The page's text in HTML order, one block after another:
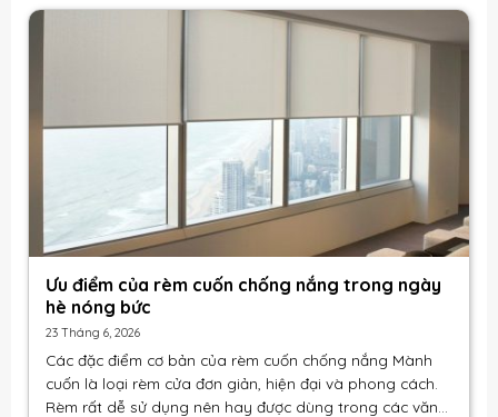
Ưu điểm của rèm cuốn chống nắng trong ngày
hè nóng bức
23 Tháng 6, 2026
Các đặc điểm cơ bản của rèm cuốn chống nắng Mành
cuốn là loại rèm cửa đơn giản, hiện đại và phong cách.
Rèm rất dễ sử dụng nên hay được dùng trong các văn